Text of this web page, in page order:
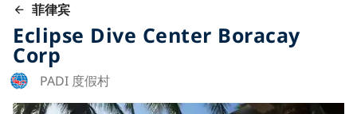
菲律宾
Eclipse Dive Center Boracay
Corp
PADI 度假村